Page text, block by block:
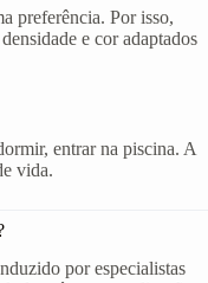
preferência. Por isso,
e cor adaptados
entrar na piscina. A
vida.
por especialistas